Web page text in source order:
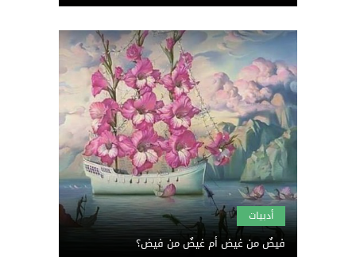
أدبيات
فيضٌ من غيض أم غيضٌ من فيض؟